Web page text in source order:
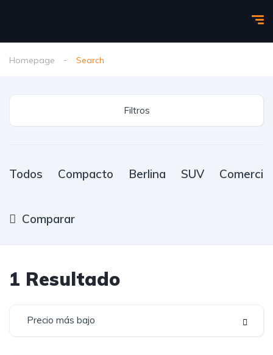
Homepage Search
Filtros
Todos Compacto Berlina SUV Comercial
Comparar
1 Resultado
Precio más bajo